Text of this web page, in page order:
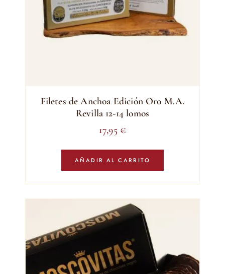
Filetes de Anchoa Edición Oro M.A.
Revilla 12-14 lomos
17,95 €
AÑADIR AL CARRITO